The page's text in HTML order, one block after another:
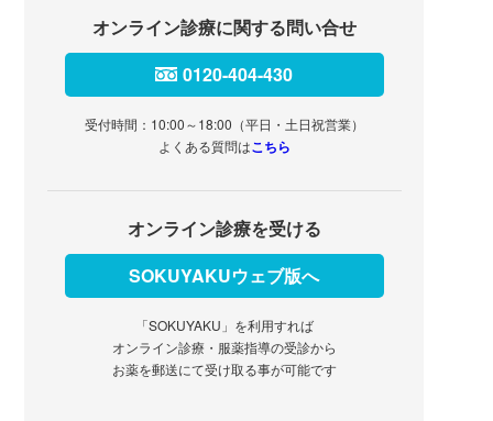
オンライン診療に関する問い合せ
0120-404-430
受付時間：10:00～18:00（平日・土日祝営業）
よくある質問はこちら
オンライン診療を受ける
SOKUYAKUウェブ版へ
「SOKUYAKU」を利用すれば
オンライン診療・服薬指導の受診から
お薬を郵送にて受け取る事が可能です